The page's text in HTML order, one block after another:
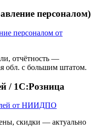
персоналом)
персоналом от
отчётность —
обл. с большим штатом.
/ 1С:Розница
от НИИДПО
скидки — актуально